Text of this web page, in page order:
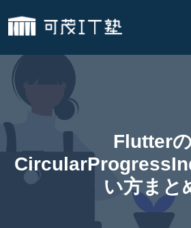
Flutterの
い方まと